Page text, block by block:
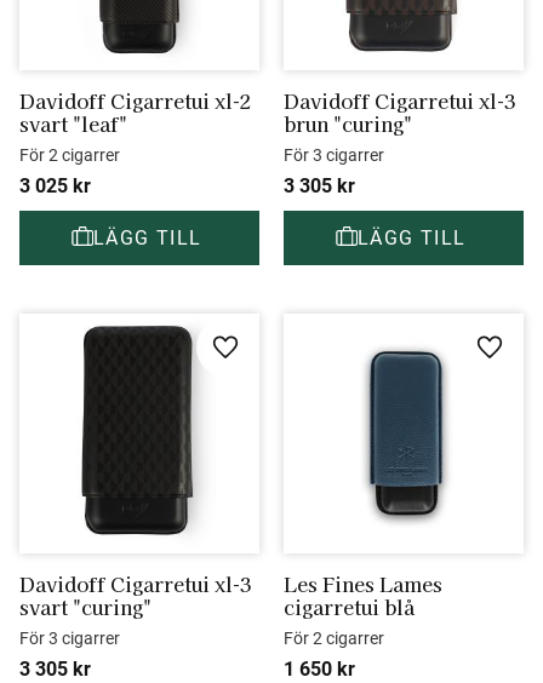
Davidoff Cigarretui xl-2
svart "leaf"
För 2 cigarrer
3 025 kr
Davidoff Cigarretui xl-3
brun "curing"
För 3 cigarrer
3 305 kr
Davidoff Cigarretui xl-3
svart "curing"
För 3 cigarrer
3 305 kr
Lägg till i favoriter
Les Fines Lames
cigarretui blå
För 2 cigarrer
1 650 kr
Lägg